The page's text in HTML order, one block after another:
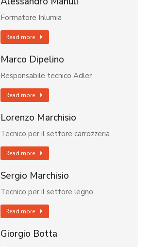
Formatore Inlumia
Read more
Marco Dipelino
Responsabile tecnico Adler
Read more
Lorenzo Marchisio
Tecnico per il settore carrozzeria
Read more
Sergio Marchisio
Tecnico per il settore legno
Read more
Giorgio Botta